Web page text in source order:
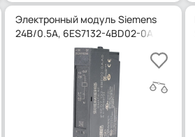
Электронный модуль Siemens
24В/0.5А, 6ES7132-4BD02-0AA0